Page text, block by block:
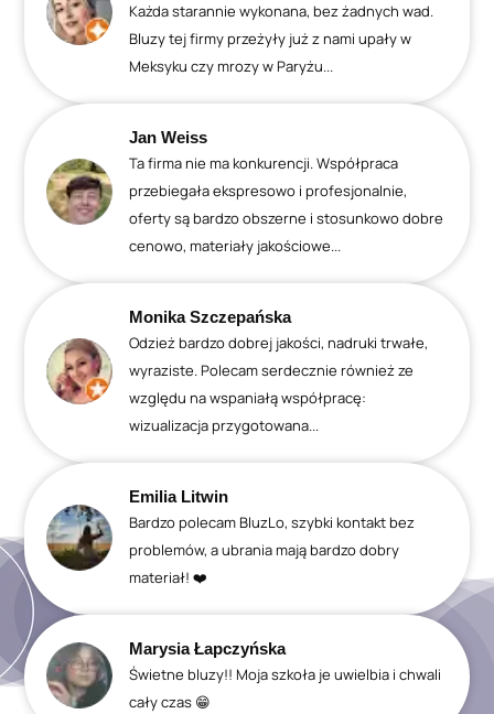
Każda starannie wykonana, bez żadnych wad.
Bluzy tej firmy przeżyły już z nami upały w
Meksyku czy mrozy w Paryżu...
Jan Weiss
Ta firma nie ma konkurencji. Współpraca
przebiegała ekspresowo i profesjonalnie,
oferty są bardzo obszerne i stosunkowo dobre
cenowo, materiały jakościowe...
Monika Szczepańska
Odzież bardzo dobrej jakości, nadruki trwałe,
wyraziste. Polecam serdecznie również ze
względu na wspaniałą współpracę:
wizualizacja przygotowana...
Emilia Litwin
Bardzo polecam BluzLo, szybki kontakt bez
problemów, a ubrania mają bardzo dobry
materiał! ❤️
Marysia Łapczyńska
Świetne bluzy!! Moja szkoła je uwielbia i chwali
cały czas 😁